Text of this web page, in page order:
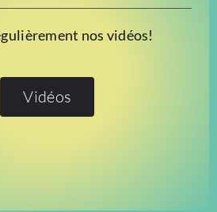
nos vidéos!
Vidéos